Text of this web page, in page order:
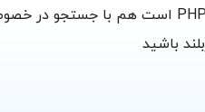
باشید